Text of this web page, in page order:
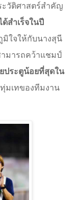
ะวัติศาสตร์สำคัญ
สำเร็จในปี
มิใจให้กับนางสุนี
ามารถคว้าแชมป์
ยประตูน้อยที่สุดใน
มเทของทีมงาน